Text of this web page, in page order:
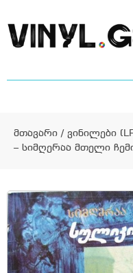
მთავარი / ვინილები
– სიმღერაა მთელი